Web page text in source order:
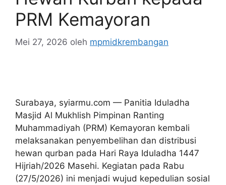
PRM Kemayoran
Mei 27, 2026 oleh mpmidkrembangan
Surabaya, syiarmu.com — Panitia Iduladha
Masjid Al Mukhlish Pimpinan Ranting
Muhammadiyah (PRM) Kemayoran kembali
melaksanakan penyembelihan dan distribusi
hewan qurban pada Hari Raya Iduladha 1447
Hijriah/2026 Masehi. Kegiatan pada Rabu
(27/5/2026) ini menjadi wujud kepedulian sosial